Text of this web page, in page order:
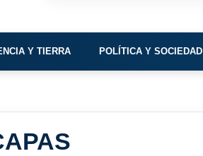
Y TIERRA POLÍTICA Y SOCIEDAD